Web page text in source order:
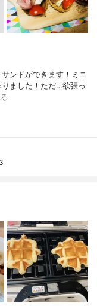
ンドができます！ミニ
ました！ただ…欲張っ